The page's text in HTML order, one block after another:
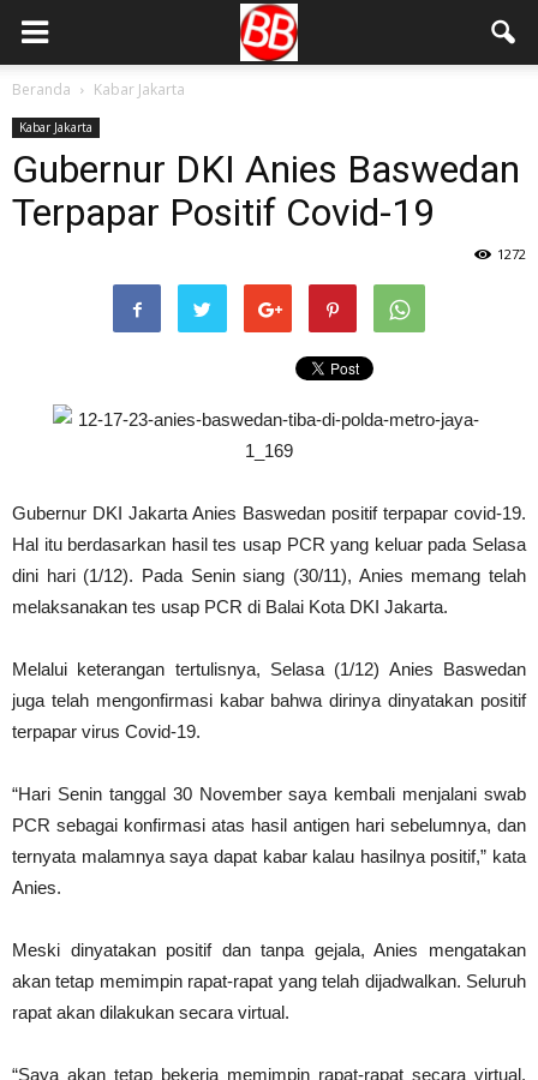
Beranda Kabar Jakarta
Kabar Jakarta
Gubernur DKI Anies Baswedan
Terpapar Positif Covid-19
1272
Gubernur DKI Jakarta Anies Baswedan positif terpapar covid-19.
Hal itu berdasarkan hasil tes usap PCR yang keluar pada Selasa
dini hari (1/12). Pada Senin siang (30/11), Anies memang telah
melaksanakan tes usap PCR di Balai Kota DKI Jakarta.
Melalui keterangan tertulisnya, Selasa (1/12) Anies Baswedan
juga telah mengonfirmasi kabar bahwa dirinya dinyatakan positif
terpapar virus Covid-19.
“Hari Senin tanggal 30 November saya kembali menjalani swab
PCR sebagai konfirmasi atas hasil antigen hari sebelumnya, dan
ternyata malamnya saya dapat kabar kalau hasilnya positif,” kata
Anies.
Meski dinyatakan positif dan tanpa gejala, Anies mengatakan
akan tetap memimpin rapat-rapat yang telah dijadwalkan. Seluruh
rapat akan dilakukan secara virtual.
“Saya akan tetap bekerja memimpin rapat-rapat secara virtual.